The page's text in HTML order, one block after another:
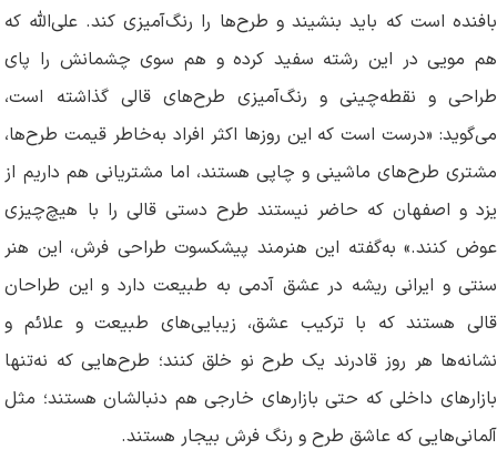
بافنده است که باید بنشیند و طرح‌ها را رنگ‌آمیزی کند. علی‌الله که
هم مویی در این رشته سفید کرده و هم سوی چشمانش را پای
طراحی و نقطه‌چینی و رنگ‌آمیزی طرح‌های قالی گذاشته است،
می‌گوید: «درست است که این روزها اکثر افراد به‌خاطر قیمت طرح‌ها،
مشتری طرح‌های ماشینی و چاپی هستند، اما مشتریانی هم داریم از
یزد و اصفهان که حاضر نیستند طرح دستی قالی را با هیچ‌چیزی
عوض کنند.» به‌گفته این هنرمند پیشکسوت طراحی فرش، این هنر
سنتی و ایرانی ریشه در عشق آدمی به طبیعت دارد و این طراحان
قالی هستند که با ترکیب عشق، زیبایی‌های طبیعت و علائم و
نشانه‌ها هر روز قادرند یک طرح نو خلق کنند؛ طرح‌هایی که نه‌تنها
بازارهای داخلی که حتی بازارهای خارجی هم دنبالشان هستند؛ مثل
آلمانی‌هایی که عاشق طرح و رنگ فرش بیجار هستند.